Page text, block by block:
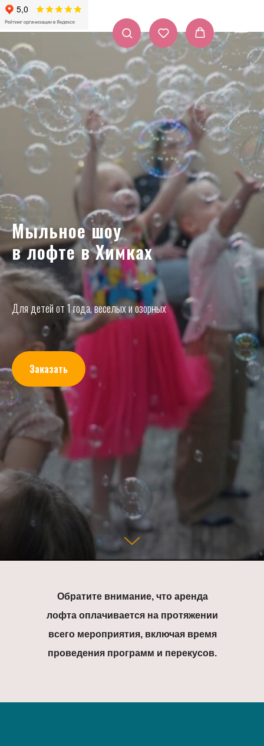
Мыльное шоу
в лофте в Химках
Для детей от 1 года, веселых и озорных
Заказать
Обратите внимание, что аренда
лофта оплачивается на протяжении
всего мероприятия, включая время
проведения программ и перекусов.